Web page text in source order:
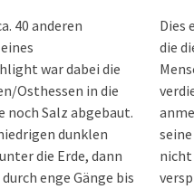
40 anderen
war dabei die
Osthessen in die
Salz abgebaut.
dunklen
die Erde, dann
enge Gänge bis
Dies
die
nicht